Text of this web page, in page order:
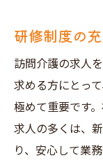
研修制度の
訪問介護の求人
求める方にとっ
極めて重要です
求人の多くは、
り、安心して業